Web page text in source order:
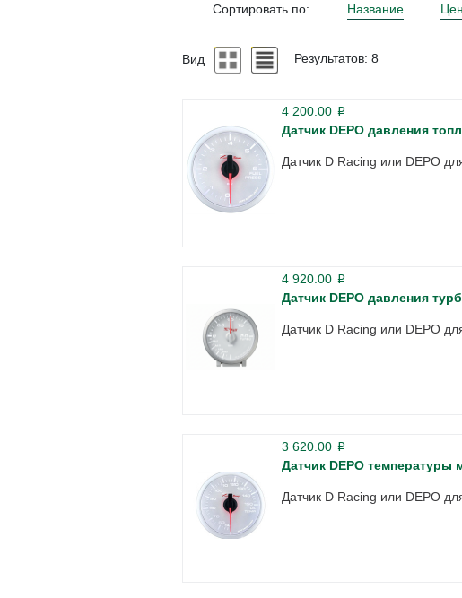
Сортировать по: Название
Вид Результатов: 8
4 200.00 p
Датчик DEPO давления
Датчик D Racing или DEPO
4 920.00 p
Датчик DEPO давления
Датчик D Racing или DEPO
3 620.00 p
Датчик DEPO
Датчик D Racing или DEPO